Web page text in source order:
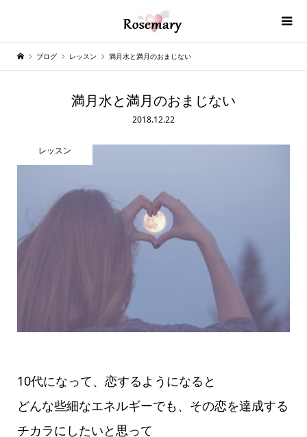
ブログ レッスン 満月水と満月のおまじない
満月水と満月のおまじない
2018.12.22
レッスン
10代になって、恋するようになると
どんな些細なエネルギーでも、その恋を達成する
チカラにしたいと思って